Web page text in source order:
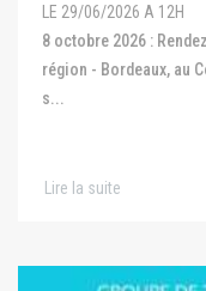
LE 29/06/2026 A 12H
8 octobre 2026 : Rendez-vous du risk management Amrae en
région - Bordeaux, au
s...
Lire la suite